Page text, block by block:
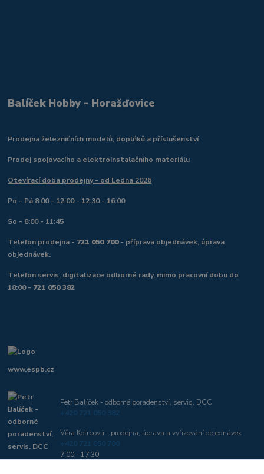
Balíček Hobby - Horažďovice
Prodejna železničních modelů, doplňků a příslušenství
Prodej spojovacího a elektroinstalačního materiálu
Otevírací doba prodejny - od Ledna 2026
Po - Pá 8:00 - 12:00 - 12:30 - 16:00
So - 8:00 - 11:45
Telefon prodejna - 721 050 700- příprava objednávek, úprava
objednávek.
Telefon servis, digitalizace odborné rady, mimo pracovní dobu do
18:00 - 721 050 382
www.espb.cz
Petr Balíček - odborné poradenství, servis, DCC
+420 721 050 382
Věra Kotrbová - prodejna, úprava a vyřizování objednávek
+420 721 050 700
7:00 - 17:30